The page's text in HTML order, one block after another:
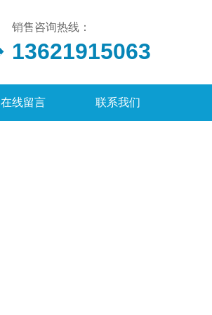
销售咨询热线：
13621915063
在线留言 联系我们